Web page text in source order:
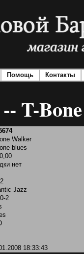
Помощь Контакты
T-
Walker
blues
нет
Jazz
2
18:33:43